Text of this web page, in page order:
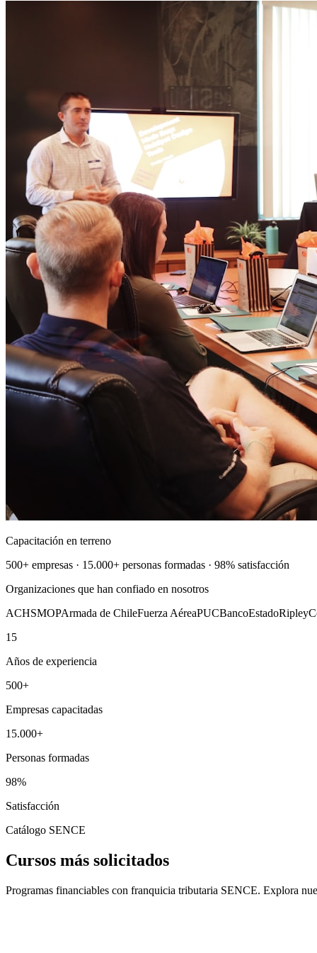
Capacitación en terreno
500+ empresas · 15.000+ personas formadas · 98% satisfacción
Organizaciones que han confiado en nosotros
ACHSMOPArmada de ChileFuerza AéreaPUCBancoEstadoRipley
15
Años de experiencia
500+
Empresas capacitadas
15.000+
Personas formadas
98%
Satisfacción
Catálogo SENCE
Cursos más solicitados
Programas financiables con franquicia tributaria SENCE. Explora